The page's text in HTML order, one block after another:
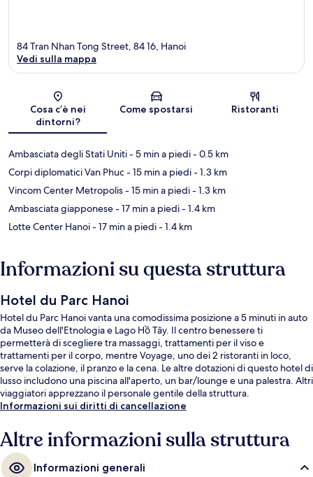
Mappa
84 Tran Nhan Tong Street, 84 16, Hanoi
Vedi sulla mappa
Cosa c’è nei
dintorni?
Come spostarsi Ristoranti
Ambasciata degli Stati Uniti- 5 min a piedi- 0.5 km
Corpi diplomatici Van Phuc- 15 min a piedi- 1.3 km
Vincom Center Metropolis- 15 min a piedi- 1.3 km
Ambasciata giapponese- 17 min a piedi- 1.4 km
Lotte Center Hanoi- 17 min a piedi- 1.4 km
Informazioni su questa struttura
Hotel du Parc Hanoi
Hotel du Parc Hanoi vanta una comodissima posizione a 5 minuti in auto
da Museo dell'Etnologia e Lago Hồ Tây. Il centro benessere ti
permetterà di scegliere tra massaggi, trattamenti per il viso e
trattamenti per il corpo, mentre Voyage, uno dei 2 ristoranti in loco,
serve la colazione, il pranzo e la cena. Le altre dotazioni di questo hotel di
lusso includono una piscina all'aperto, un bar/lounge e una palestra. Altri
viaggiatori apprezzano il personale gentile della struttura.
Informazioni sui diritti di cancellazione
Altre informazioni sulla struttura
Informazioni generali